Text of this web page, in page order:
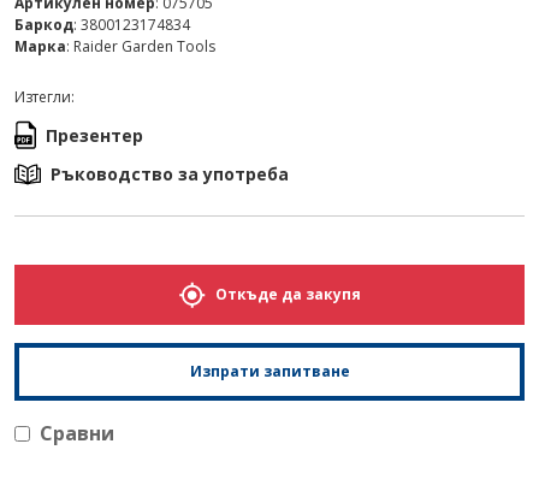
Баркод: 3800123174834
Марка: Raider Garden Tools
Изтегли:
Презентер
Ръководство за употреба
Откъде да закупя
Изпрати запитване
Сравни